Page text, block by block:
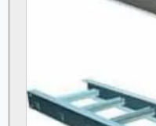
Eletroduto galvanizado
Eletroduto galvanizado a fogo